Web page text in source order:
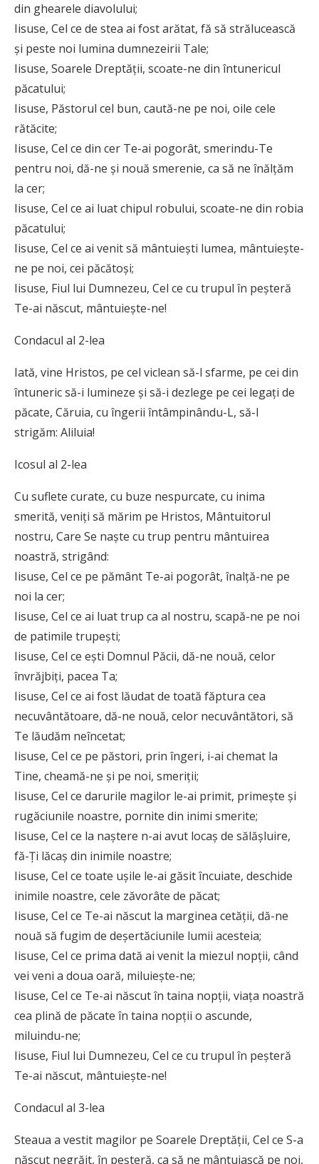
din ghearele diavolului;
Iisuse, Cel ce de stea ai fost arătat, fă să strălucească
şi peste noi lumina dumnezeirii Tale;
Iisuse, Soarele Dreptăţii, scoate-ne din întunericul
păcatului;
Iisuse, Păstorul cel bun, caută-ne pe noi, oile cele
rătăcite;
Iisuse, Cel ce din cer Te-ai pogorât, smerindu-Te
pentru noi, dă-ne şi nouă smerenie, ca să ne înălţăm
la cer;
Iisuse, Cel ce ai luat chipul robului, scoate-ne din robia
păcatului;
Iisuse, Cel ce ai venit să mântuieşti lumea, mântuieşte-
ne pe noi, cei păcătoşi;
Iisuse, Fiul lui Dumnezeu, Cel ce cu trupul în peşteră
Te-ai născut, mântuieşte-ne!
Condacul al 2-lea
Iată, vine Hristos, pe cel viclean să-l sfarme, pe cei din
întuneric să-i lumineze şi să-i dezlege pe cei legaţi de
păcate, Căruia, cu îngerii întâmpinându-L, să-I
strigăm: Aliluia!
Icosul al 2-lea
Cu suflete curate, cu buze nespurcate, cu inima
smerită, veniţi să mărim pe Hristos, Mântuitorul
nostru, Care Se naşte cu trup pentru mântuirea
noastră, strigând:
Iisuse, Cel ce pe pământ Te-ai pogorât, înalţă-ne pe
noi la cer;
Iisuse, Cel ce ai luat trup ca al nostru, scapă-ne pe noi
de patimile trupeşti;
Iisuse, Cel ce eşti Domnul Păcii, dă-ne nouă, celor
învrăjbiţi, pacea Ta;
Iisuse, Cel ce ai fost lăudat de toată făptura cea
necuvântătoare, dă-ne nouă, celor necuvântători, să
Te lăudăm neîncetat;
Iisuse, Cel ce pe păstori, prin îngeri, i-ai chemat la
Tine, cheamă-ne şi pe noi, smeriţii;
Iisuse, Cel ce darurile magilor le-ai primit, primeşte şi
rugăciunile noastre, pornite din inimi smerite;
Iisuse, Cel ce la naştere n-ai avut locaş de sălăşluire,
fă-Ţi lăcaş din inimile noastre;
Iisuse, Cel ce toate uşile le-ai găsit încuiate, deschide
inimile noastre, cele zăvorâte de păcat;
Iisuse, Cel ce Te-ai născut la marginea cetăţii, dă-ne
nouă să fugim de deşertăciunile lumii acesteia;
Iisuse, Cel ce prima dată ai venit la miezul nopţii, când
vei veni a doua oară, miluieşte-ne;
Iisuse, Cel ce Te-ai născut în taina nopţii, viaţa noastră
cea plină de păcate în taina nopţii o ascunde,
miluindu-ne;
Iisuse, Fiul lui Dumnezeu, Cel ce cu trupul în peşteră
Te-ai născut, mântuieşte-ne!
Condacul al 3-lea
Steaua a vestit magilor pe Soarele Dreptăţii, Cel ce S-a
născut negrăit, în peşteră, ca să ne mântuiască pe noi,